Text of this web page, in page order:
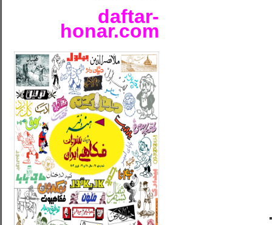
daftar-
honar.com